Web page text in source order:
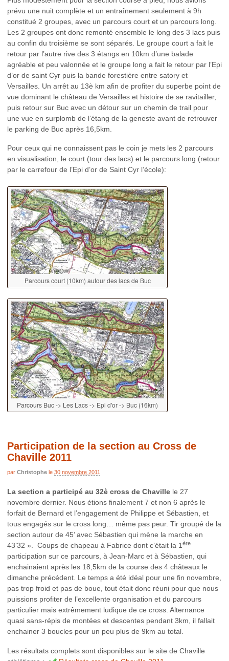
prévu une nuit complète et un entraînement seulement à 9h
constitué 2 groupes, avec un parcours court et un parcours long.
Les 2 groupes ont donc remonté ensemble le long des 3 lacs puis
au confin du troisième se sont séparés. Le groupe court a fait le
retour par l’autre rive des 3 étangs en 10km d’une balade
agréable et peu valonnée et le groupe long a fait le retour par l’Epi
d’or de saint Cyr puis la bande forestière entre satory et
Versailles. Un arrêt au 13è km afin de profiter du superbe point de
vue dominant le château de Versailles et histoire de se ravitailler,
puis retour sur Buc avec un détour sur un chemin de trail pour
une vue en surplomb de l’étang de la geneste avant de retrouver
le parking de Buc après 16,5km.
Pour ceux qui ne connaissent pas le coin je mets les 2 parcours
en visualisation, le court (tour des lacs) et le parcours long (retour
par le carrefour de l’Epi d’or de Saint Cyr l’école):
Parcours court (10km) autour des lacs de Buc
Parcours Buc -> Les Lacs -> Epi d'or -> Buc (16km)
Participation de la section au Cross de
Chaville 2011
par Christophe le 30 novembre 2011
La section a participé au 32è cross de Chaville le 27
novembre dernier. Nous étions finalement 7 et non 6 après le
forfait de Bernard et l’engagement de Philippe et Sébastien, et
tous engagés sur le cross long… même pas peur. Tir groupé de la
section autour de 45’ avec Sébastien qui mène la marche en
43’32 ». Coups de chapeau à Fabrice dont c’était la 1 ère
participation sur ce parcours, à Jean-Marc et à Sébastien, qui
enchainaient après les 18,5km de la course des 4 châteaux le
dimanche précédent. Le temps a été idéal pour une fin novembre,
pas trop froid et pas de boue, tout était donc réuni pour que nous
puissions profiter de l’excellente organisation et du parcours
particulier mais extrêmement ludique de ce cross. Alternance
quasi sans-répis de montées et descentes pendant 3km, il fallait
enchainer 3 boucles pour un peu plus de 9km au total.
Les résultats complets sont disponibles sur le site de Chaville